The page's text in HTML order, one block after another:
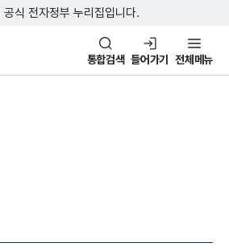
본문 바로가기
주메뉴 바로가기
식 전자정부 누리집입니다.
부 나라, 함께 행복
통합검색 들어가기 전체메뉴
츠 설정하기